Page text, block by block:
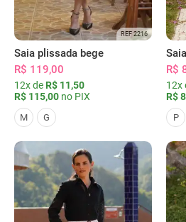
REF 2216
Saia plissada bege
R$ 119,00
12x de R$ 11,50
R$ 115,00 no PIX
M G
R$
12x
R$
P